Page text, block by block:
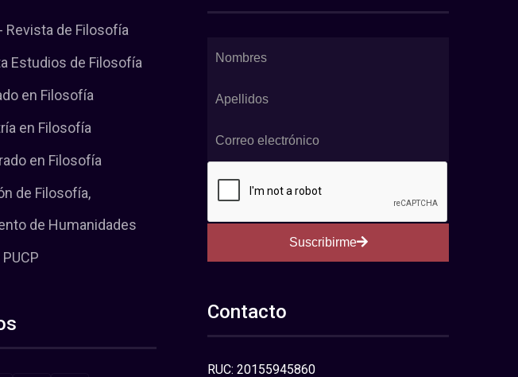
Revista de Filosofía
Estudios de Filosofía
en Filosofía
en Filosofía
en Filosofía
de Filosofía,
de Humanidades
Suscribirme
Contacto
RUC: 20155945860